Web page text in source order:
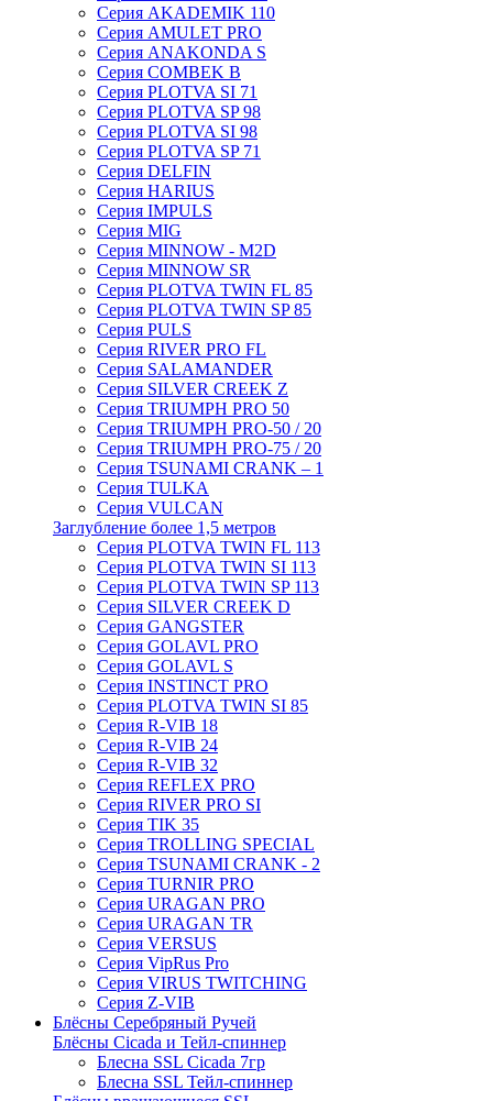
Серия AKADEMIK 110
Серия AMULET PRO
Серия ANAKONDA S
Серия COMBEK B
Серия PLOTVA SI 71
Серия PLOTVA SP 98
Серия PLOTVA SI 98
Серия PLOTVA SP 71
Серия DELFIN
Серия HARIUS
Серия IMPULS
Серия MIG
Серия MINNOW - M2D
Серия MINNOW SR
Серия PLOTVA TWIN FL 85
Серия PLOTVA TWIN SP 85
Серия PULS
Серия RIVER PRO FL
Серия SALAMANDER
Серия SILVER CREEK Z
Серия TRIUMPH PRO 50
Серия TRIUMPH PRO-50 / 20
Серия TRIUMPH PRO-75 / 20
Серия TSUNAMI CRANK – 1
Серия TULKA
Серия VULCAN
Заглубление более 1,5 метров
Серия PLOTVA TWIN FL 113
Серия PLOTVA TWIN SI 113
Серия PLOTVA TWIN SP 113
Серия SILVER CREEK D
Серия GANGSTER
Серия GOLAVL PRO
Серия GOLAVL S
Серия INSTINCT PRO
Серия PLOTVA TWIN SI 85
Серия R-VIB 18
Серия R-VIB 24
Серия R-VIB 32
Серия REFLEX PRO
Серия RIVER PRO SI
Серия TIK 35
Серия TROLLING SPECIAL
Серия TSUNAMI CRANK - 2
Серия TURNIR PRO
Серия URAGAN PRO
Серия URAGAN TR
Серия VERSUS
Серия VipRus Pro
Серия VIRUS TWITCHING
Серия Z-VIB
Блёсны Серебряный Ручей
Блёсны Cicada и Тейл-спиннер
Блесна SSL Cicada 7гр
Блесна SSL Тейл-спиннер